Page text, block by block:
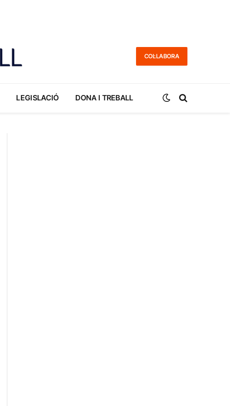
COL·LABORA
LEGISLACIÓ DONA I TREBALL